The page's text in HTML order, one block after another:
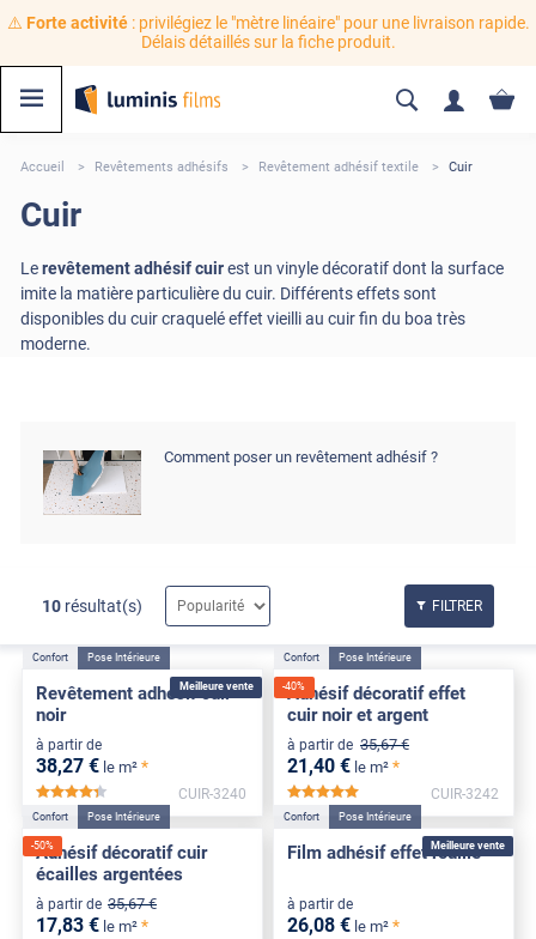
⚠️ Forte activité: privilégiez le "mètre linéaire" pour une livraison rapide.
Délais détaillés sur la fiche produit.
Accueil Revêtements adhésifs Revêtement adhésif textile Cuir
Cuir
Lerevêtement adhésif cuirest un vinyle décoratif dont la surface
imite la matière particulière du cuir. Différents effets sont
disponibles du cuir craquelé effet vieilli au cuir fin du boa très
moderne.
Comment poser un revêtement adhésif ?
10 résultat(s) FILTRER
Meilleure vente
Confort Pose Intérieure
Revêtement adhésif cuir
noir
à partir de
38,27 € le m² *
*****
CUIR-3240
-40%
Confort Pose Intérieure
Adhésif décoratif effet
cuir noir et argent
à partir de 35,67 €
21 ,40 € le m² *
CUIR-3242
-50%
Confort Pose Intérieure
Adhésif décoratif cuir
écailles argentées
à partir de 35,67 €
17,83 € le m² *
Meilleure vente
Confort Pose Intérieure
Film adhésif effet rouille
à partir de
26,08 € le m² *